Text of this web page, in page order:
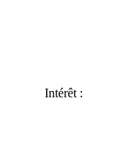
Intérêt :